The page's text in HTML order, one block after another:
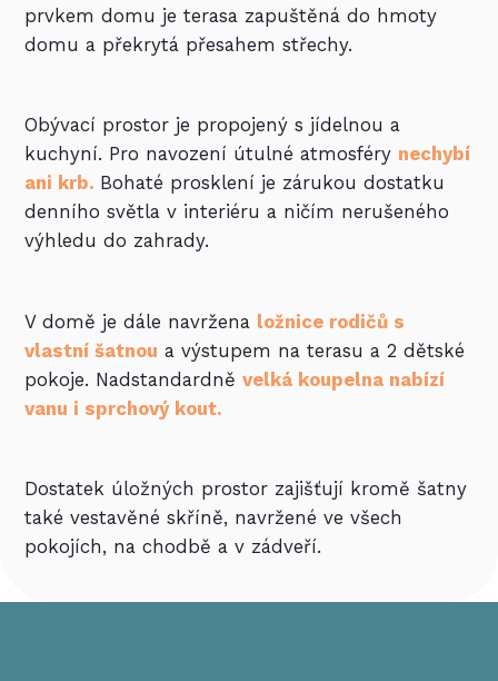
prvkem domu je terasa zapuštěná do hmoty
domu a překrytá přesahem střechy.
Obývací prostor je propojený s jídelnou a
kuchyní. Pro navození útulné atmosféry nechybí
ani krb. Bohaté prosklení je zárukou dostatku
denního světla v interiéru a ničím nerušeného
výhledu do zahrady.
V domě je dále navržena ložnice rodičů s
vlastní šatnou a výstupem na terasu a 2 dětské
pokoje. Nadstandardněvelká koupelna nabízí
vanu i sprchový kout.
Dostatek úložných prostor zajišťují kromě šatny
také vestavěné skříně, navržené ve všech
pokojích, na chodbě a v zádveří.